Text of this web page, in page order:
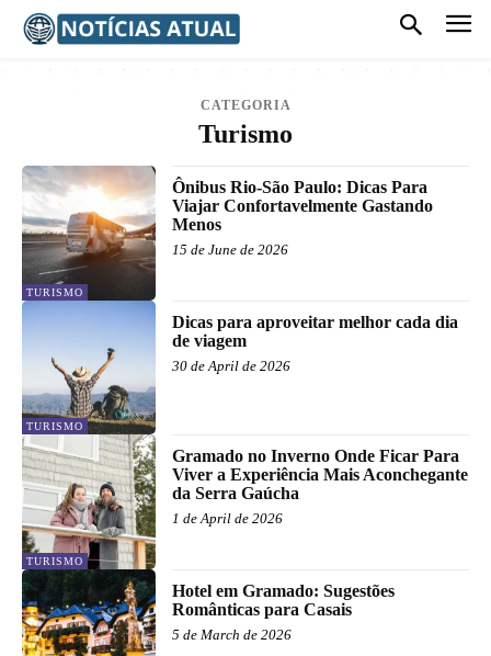
CATEGORIA
Turismo
TURISMO
Ônibus Rio-São Paulo: Dicas Para
Viajar Confortavelmente Gastando
Menos
15 de June de 2026
TURISMO
Dicas para aproveitar melhor cada dia
de viagem
30 de April de 2026
TURISMO
Gramado no Inverno Onde Ficar Para
Viver a Experiência Mais Aconchegante
da Serra Gaúcha
1 de April de 2026
Hotel em Gramado: Sugestões
Românticas para Casais
5 de March de 2026